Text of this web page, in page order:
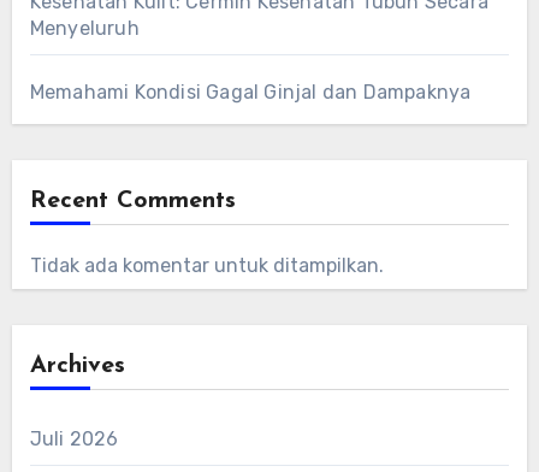
Menyeluruh
Memahami Kondisi Gagal Ginjal dan Dampaknya
Recent Comments
Tidak ada komentar untuk ditampilkan.
Archives
Juli 2026